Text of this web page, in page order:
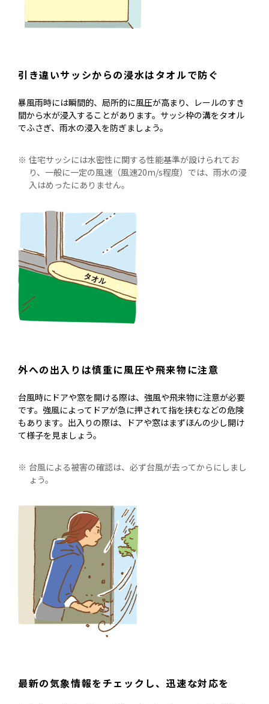
引き違いサッシからの浸水はタオルで防ぐ
暴風雨時には瞬間的、局所的に風圧が高まり、レールのすき
間から水が浸入することがあります。サッシ枠の溝をタオル
でふさぎ、雨水の浸入を防ぎましょう。
住宅サッシには水密性に関する性能基準が設けられてお
り、一般に一定の風速（風速20m/s程度）では、雨水の浸
入はめったにありません。
外への出入りは慎重に風圧や飛来物に注意
台風時にドアや窓を開ける際は、強風や飛来物に注意が必要
です。強風によってドアが急に押されて指を挟むなどの危険
もあります。出入りの際は、ドアや窓はまずほんの少し開け
て様子を見ましょう。
台風による被害の確認は、必ず台風が去ってからにしまし
ょう。
最新の気象情報をチェックし、迅速な対応を